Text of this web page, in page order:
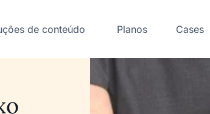
de conteúdo Planos Cases